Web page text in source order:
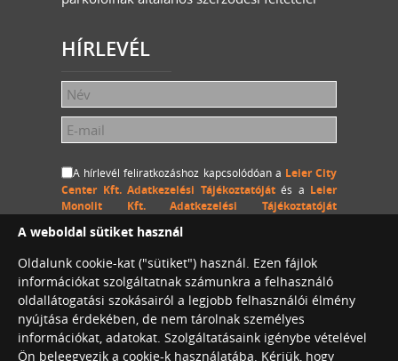
HÍRLEVÉL
A hírlevél feliratkozáshoz kapcsolódóan a Leier City
Center Kft. Adatkezelési Tájékoztatójátés a Leier
Monolit Kft. Adatkezelési Tájékoztatóját
Kft. és a Leier Monolit Kft. a megadott személyes
visszavonásig kezelje, a megadott e-mail címemre
hírlevelet küldjön.
A weboldal sütiket használ
Oldalunk cookie-kat ("sütiket") használ. Ezen fájlok
információkat szolgáltatnak számunkra a felhasználó
oldallátogatási szokásairól a legjobb felhasználói élmény
nyújtása érdekében, de nem tárolnak személyes
információkat, adatokat. Szolgáltatásaink igénybe vételével
Ön beleegyezik a cookie-k használatába. Kérjük, hogy